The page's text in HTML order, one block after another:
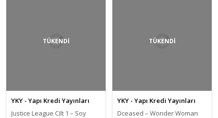
TÜKENDİ
YKY - Yapı Kredi Yayınları
Justice League Cilt 1 – Soy
TÜKENDİ
YKY - Yapı Kredi Yayınları
Dceased – Wonder Woman